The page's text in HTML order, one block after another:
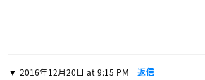
2016年12月20日 at 9:15 PM 返信